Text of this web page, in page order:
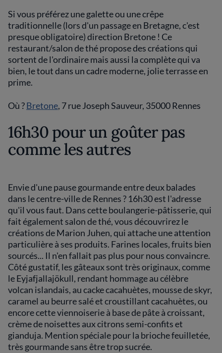
Si vous préférez une galette ou une crêpe
traditionnelle (lors d'un passage en Bretagne, c'est
presque obligatoire) direction Bretone ! Ce
restaurant/salon de thé propose des créations qui
sortent de l'ordinaire mais aussi la complète qui va
bien, le tout dans un cadre moderne, jolie terrasse en
prime.
Où ?Bretone, 7 rue Joseph Sauveur, 35000 Rennes
16h30 pour un goûter pas
comme les autres
Envie d'une pause gourmande entre deux balades
dans le centre-ville de Rennes ? 16h30 est l'adresse
qu'il vous faut. Dans cette boulangerie-pâtisserie, qui
fait également salon de thé, vous découvrirez le
créations de Marion Juhen, qui attache une attention
particulière à ses produits. Farines locales, fruits bien
sourcés... Il n'en fallait pas plus pour nous convaincre.
Côté gustatif, les gâteaux sont très originaux, comme
le Eyjafjallajökull, rendant hommage au célèbre
volcan islandais, au cacke cacahuètes, mousse de skyr,
caramel au beurre salé et croustillant cacahuètes, ou
encore cette viennoiserie à base de pâte à croissant,
crème de noisettes aux citrons semi-confits et
gianduja. Mention spéciale pour la brioche feuilletée,
très gourmande sans être trop sucrée.